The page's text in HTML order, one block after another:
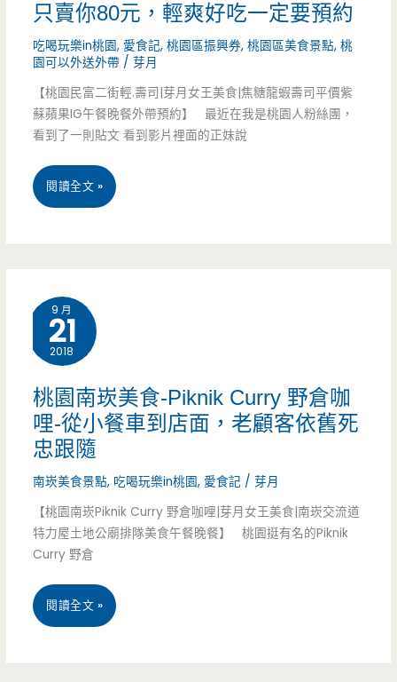
漁
人
頭-
老
孫
餅-
餅
菓
多
口
味，
脆
脆
的
只賣你80元，輕爽好吃一定要預約
吃喝玩樂in桃園, 愛食記,桃園區振興券,桃園區美食景點,桃
園可以外送外帶 /芽月
【桃園民富二街輕.壽司|芽月女王美食|焦糖龍蝦壽司平價紫
蘇蘋果IG午餐晚餐外帶預約】 最近在我是桃園人粉絲團，
看到了一則貼文 看到影片裡面的正妹說
桃
美
食-
輕.
壽
司-8
貫
創
意
壽
司
閱讀全文 »
9 月
21
2018
桃園南崁美食-Piknik Curry 野倉咖
哩-從小餐車到店面，老顧客依舊死
忠跟隨
南崁美食景點, 吃喝玩樂in桃園, 愛食記 /芽月
【桃園南崁Piknik Curry 野倉咖哩|芽月女王美食|南崁交流道
特力屋土地公廟排隊美食午餐晚餐】 桃園挺有名的Piknik
Curry 野倉
桃
閱讀全文 »